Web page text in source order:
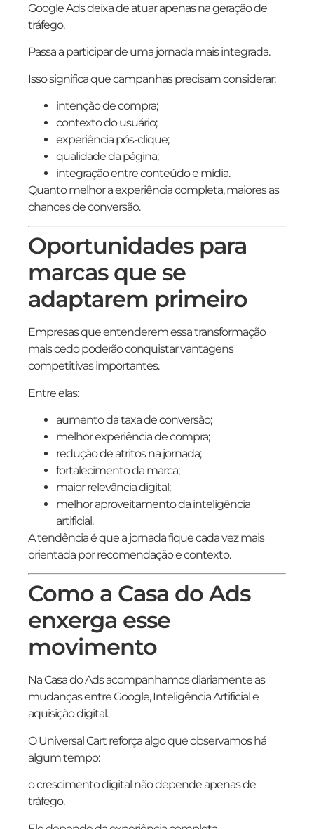
Google Ads deixa de atuar apenas na geração de
tráfego.
Passa a participar de uma jornada mais integrada.
Isso significa que campanhas precisam considerar:
intenção de compra;
contexto do usuário;
experiência pós-clique;
qualidade da página;
integração entre conteúdo e mídia.
Quanto melhor a experiência completa, maiores as
chances de conversão.
Oportunidades para
marcas que se
adaptarem primeiro
Empresas que entenderem essa transformação
mais cedo poderão conquistar vantagens
competitivas importantes.
Entre elas:
aumento da taxa de conversão;
melhor experiência de compra;
redução de atritos na jornada;
fortalecimento da marca;
maior relevância digital;
melhor aproveitamento da inteligência
artificial.
A tendência é que a jornada fique cada vez mais
orientada por recomendação e contexto.
Como a Casa do Ads
enxerga esse
movimento
Na Casa do Ads acompanhamos diariamente as
mudanças entre Google, Inteligência Artificial e
aquisição digital.
O Universal Cart reforça algo que observamos há
algum tempo:
o crescimento digital não depende apenas de
tráfego.